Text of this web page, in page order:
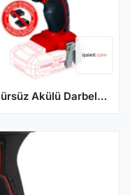
Einhell TE-CW 18Li BL Solo Kömürsüz Akülü Darbeli Somun Sıkma ve 2,5 Ah Starter Kit